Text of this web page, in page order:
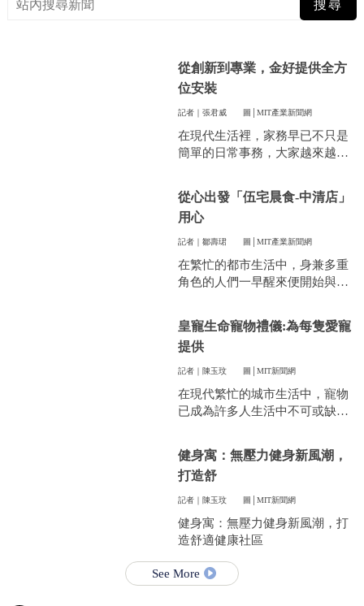
從創新到專業，金好提供全方
位安裝
記者｜張君威 圖│MIT產業新聞網
在現代生活裡，家務早已不只是
簡單的日常事務，大家越來越重
件看似小事卻常常讓人煩惱。像
是衣服太多、空間不夠，或是遇
到突然變天，曬衣服真的讓不少
人感到頭疼。
從心出發「伍宅晨食-中清店」
用心
記者｜鄒壽珺 圖│MIT產業新聞網
在繁忙的都市生活中，身兼多重
角色的人們一早醒來便開始與時
皇寵生命寵物禮儀:為每隻愛寵
提供
記者｜陳玉玟 圖│MIT新聞網
在現代繁忙的城市生活中，寵物
已成為許多人生活中不可或缺的
藉。當愛寵的生命走到盡頭時，
飼主們往往陷入深深的悲傷，而
如何讓他們走得體面、安心，成
的訴求。
健身寓：無壓力健身新風潮，
打造舒
記者｜陳玉玟 圖│MIT新聞網
健身寓：無壓力健身新風潮，打
造舒適健康社區
See More